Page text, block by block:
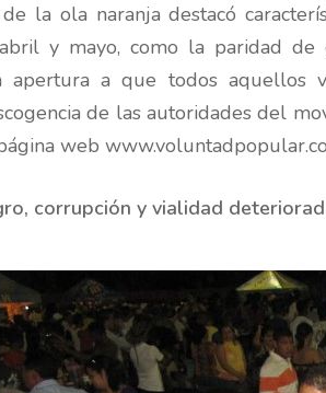
la ola naranja destacó
y mayo, como la paridad
apertura a que todos aquellos
de las autoridades del
web
corrupción y vialidad